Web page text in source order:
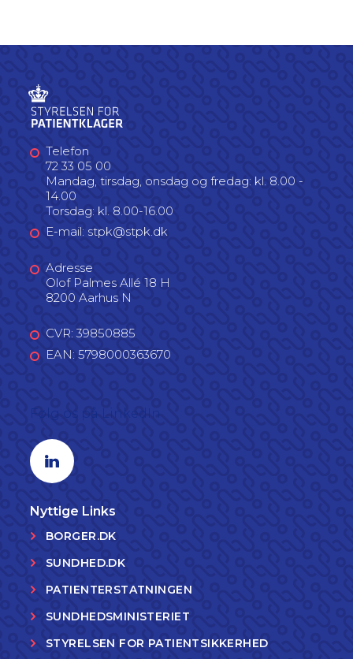
Telefon
72 33 05 00
Mandag, tirsdag, onsdag og fredag: kl. 8.00 -
14.00
Torsdag: kl. 8.00-16.00
E-mail: stpk@stpk.dk
Adresse
Olof Palmes Allé 18 H
8200 Aarhus N
CVR: 39850885
EAN: 5798000363670
Linkedin profil
Nyttige Links
BORGER.DK
SUNDHED.DK
PATIENTERSTATNINGEN
SUNDHEDSMINISTERIET
STYRELSEN FOR PATIENTSIKKERHED